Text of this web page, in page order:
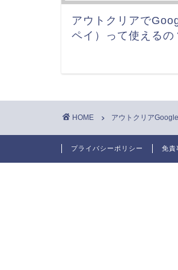
アウトクリアで
ペイ）って使えるの
HOME アウトクリア
プライバシーポリシー 免責